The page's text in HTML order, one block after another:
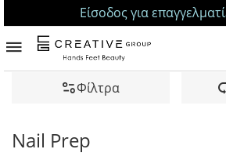
Είσοδος για
Φίλτρα
Nail Prep